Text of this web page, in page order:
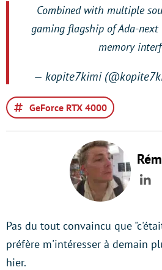
Combined with multiple
gaming flagship of Ada-
memory
— kopite7kimi
GeForce RTX 4000
Pas du tout convaincu que
préfère m'intéresser à demain
hier.